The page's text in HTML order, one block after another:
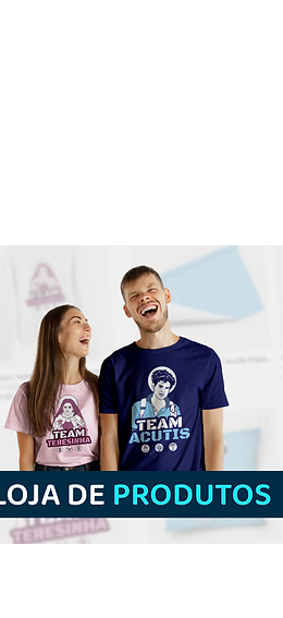
Santo Expedito de
| Download Grátis
Contorno sem fundo em
PNG